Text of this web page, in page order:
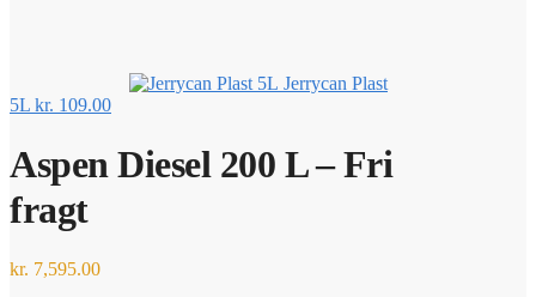
Jerrycan Plast
5L kr. 109.00
Aspen Diesel 200 L – Fri
fragt
kr. 7,595.00